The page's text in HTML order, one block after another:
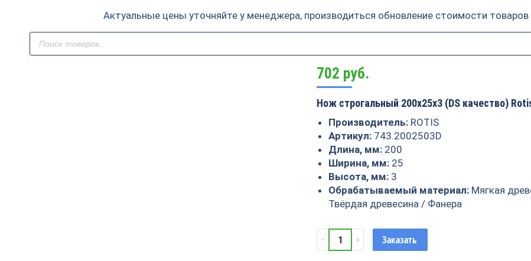
Актуальные цены уточняйте у менеджера, производиться обновление стоимости товаров
Поиск
товаров
702 руб.
Нож строгальный 200x25x3 (DS качество)
Производитель: ROTIS
Артикул: 743.2002503D
Длина, мм: 200
Ширина, мм: 25
Высота, мм: 3
Обрабатываемый материал: Мягкая
Твёрдая древесина / Фанера
строгальный
Заказать